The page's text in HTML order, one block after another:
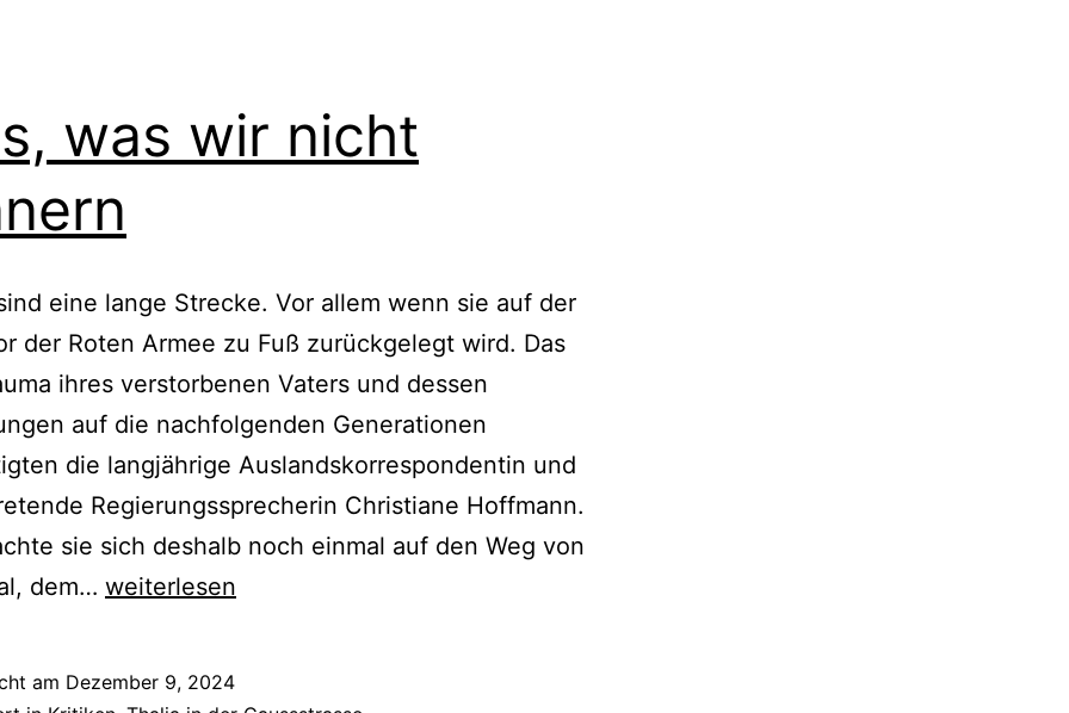
was wir nicht
eine lange Strecke. Vor allem wenn sie auf der
der Roten Armee zu Fuß zurückgelegt wird. Das
ihres verstorbenen Vaters und dessen
auf die nachfolgenden Generationen
die langjährige Auslandskorrespondentin und
Regierungssprecherin Christiane Hoffmann.
sie sich deshalb noch einmal auf den Weg von
dem… Alles,
weiterlesen
am Dezember 9, 2024